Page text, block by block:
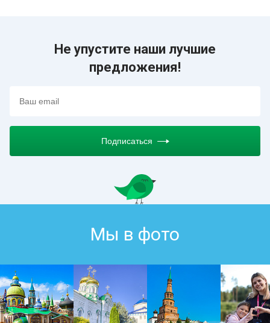
Не упустите наши лучшие
предложения!
Подписаться
Мы в фото